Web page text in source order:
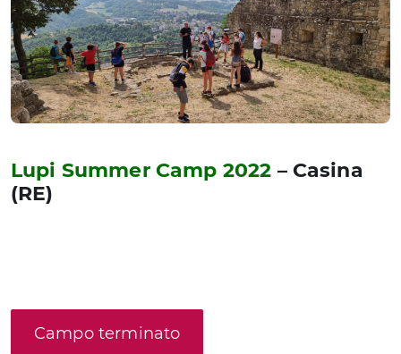
Lupi Summer Camp 2022 – Casina
(RE)
Campo terminato